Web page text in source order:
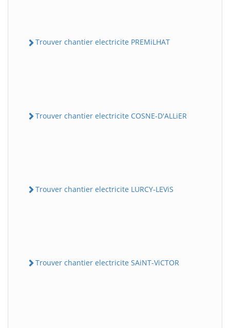
Trouver chantier electricite PREMiLHAT
Trouver chantier electricite COSNE-D'ALLiER
Trouver chantier electricite LURCY-LEViS
Trouver chantier electricite SAiNT-ViCTOR